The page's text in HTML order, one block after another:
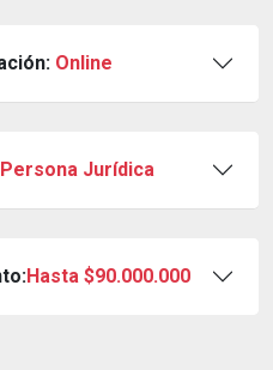
Online
Persona Jurídica
Hasta $90.000.000